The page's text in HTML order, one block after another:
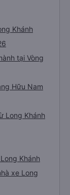
Khánh
tại Vòng
Hữu Nam
Long Khánh
Khánh
xe Long